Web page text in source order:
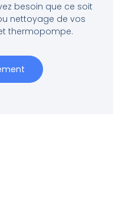
besoin que ce soit
nettoyage de vos
thermopompe.